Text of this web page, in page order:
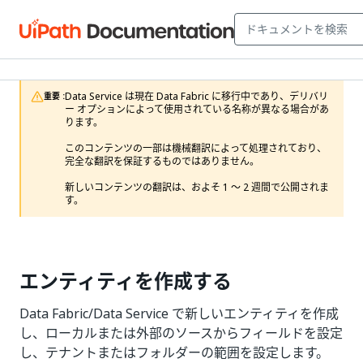
重要 :Data Service は現在 Data Fabric に移行中であり、デリバリ
ー オプションによって使用されている名称が異なる場合があ
ります。
このコンテンツの一部は機械翻訳によって処理されており、
完全な翻訳を保証するものではありません。
新しいコンテンツの翻訳は、およそ 1 ～ 2 週間で公開されま
す。
エンティティを作成する
Data Fabric/Data Service で新しいエンティティを作成
し、ローカルまたは外部のソースからフィールドを設定
し、テナントまたはフォルダーの範囲を設定します。